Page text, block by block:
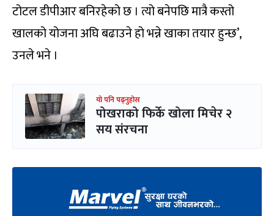
टोटल डीपीआर बनिरहेको छ । त्यो बनेपछि मात्रै कस्तो
खालको योजना अघि बढाउने हो भन्ने खाका तयार हुन्छ’,
उनले भने ।
यो पनि पढ्नुहोस
पोखराको फिर्के खोला मिचेर २
सय संरचना